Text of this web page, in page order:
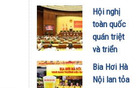
phát triển
trung tâm
công
nghiệp -
sinh thái
tại Vũng
Hội nghị
toàn quốc
quán triệt
và triển
khai thực
hiện Nghị
Bia Hơi Hà
Nội lan tỏa